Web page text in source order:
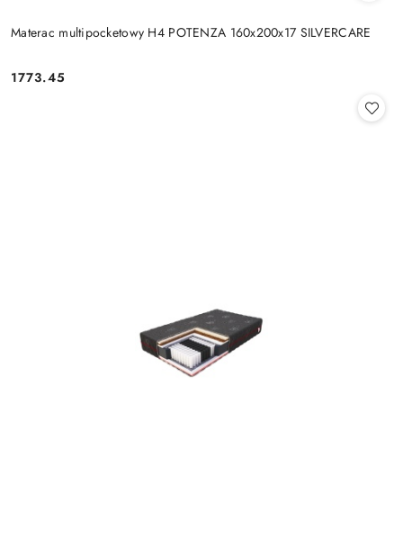
Materac multipocketowy H4 POTENZA 160x200x17 SILVERCARE
Cena:
1773.45